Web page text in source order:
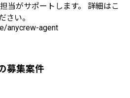
当がサポートします。 詳細はこ
さい。
anycrew-agent
募集案件